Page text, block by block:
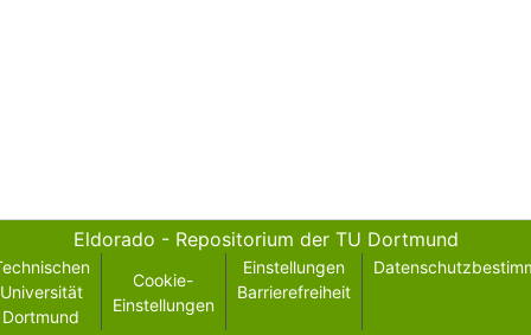
Eldorado - Repositorium der TU Dortmund
Universität
Dortmund
Cookie-
Einstellungen
Einstellungen
Barrierefreiheit